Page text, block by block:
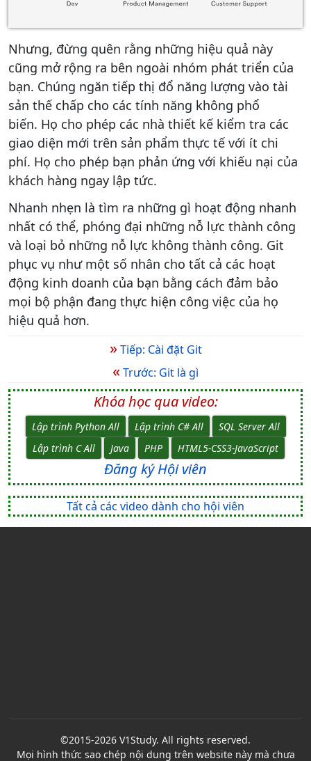
Nhưng, đừng quên rằng những hiệu quả này
cũng mở rộng ra bên ngoài nhóm phát triển của
bạn. Chúng ngăn tiếp thị đổ năng lượng vào tài
sản thế chấp cho các tính năng không phổ
biến. Họ cho phép các nhà thiết kế kiểm tra các
giao diện mới trên sản phẩm thực tế với ít chi
phí. Họ cho phép bạn phản ứng với khiếu nại của
khách hàng ngay lập tức.
Nhanh nhẹn là tìm ra những gì hoạt động nhanh
nhất có thể, phóng đại những nỗ lực thành công
và loại bỏ những nỗ lực không thành công. Git
phục vụ như một số nhân cho tất cả các hoạt
động kinh doanh của bạn bằng cách đảm bảo
mọi bộ phận đang thực hiện công việc của họ
hiệu quả hơn.
»Tiếp: Cài đặt Git
«Trước: Git là gì
Khóa học qua video:
Lập trình Python All Lập trình C# All
SQL Server All
Lập trình C All
Java PHP HTML5-CSS3-JavaScript
Đăng ký Hội viên
Tất cả các video dành cho hội viên
©2015-2026 V1Study. All rights reserved.
Mọi hình thức sao chép nội dung trên website này mà chưa